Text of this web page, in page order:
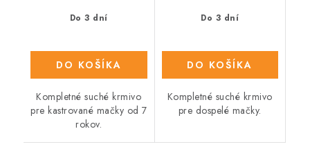
Do 3 dní
DO KOŠÍKA
Kompletné suché krmivo
pre kastrované mačky od 7
rokov.
Do 3 dní
DO KOŠÍKA
Kompletné suché krmivo
pre dospelé mačky.